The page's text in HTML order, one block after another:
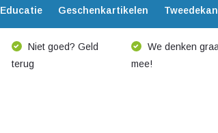
Educatie Geschenkartikelen
Niet goed? Geld
terug
We denken
mee!